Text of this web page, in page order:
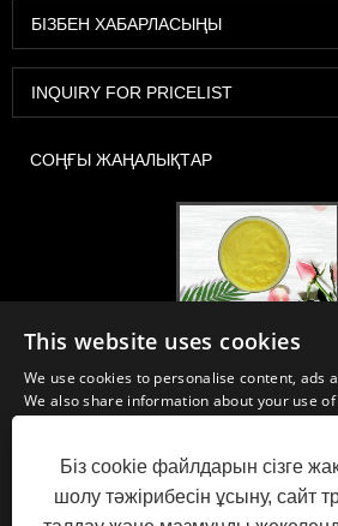
БІЗБЕН ХАБАРЛАСЫҢЫ
INQUIRY FOR PRICELIST
СОҢҒЫ ЖАҢАЛЫҚТАР
Біз Қытай, Жапония және Кореяда
тәжірибеміз бар және өте жақсы
зауыттардан тамақ, сусын өндірісі үшін
өнімдерді өндіреміз, сатамыз және
бен беделіміз бүкіл әлем бойынша
Біз cookie файлдарын сізге
шолу тәжірибесін ұсыну, сайт
This website uses cookies
We use cookies to personalise content, ads
We also share information about your use
advertising and analytics partners who
information that you’ve provided to them or
from your use of their services.
STRICTLY NECESSARY